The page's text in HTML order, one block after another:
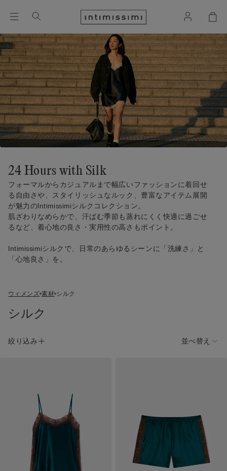
24 Hours with Silk
フォーマルからカジュアルまで幅広いファッションに着回せ
る自由さや、スタイリッシュなルック、豊富なアイテム展開
が魅力のIntimissimiシルクコレクション。
肌ざわりなめらかで、汗ばむ季節も蒸れにくく快適に過ごせ
るなど、着心地の良さ・実用性の高さもポイント。
Intimissimiシルクで、日常のあらゆるシーンに「洗練さ」と
「心地良さ」を。
ウィメンズ 素材 シルク
シルク
絞り込み 並べ替え